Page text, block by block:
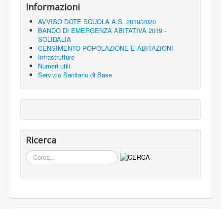
Informazioni
AVVISO DOTE SCUOLA A.S. 2019/2020
BANDO DI EMERGENZA ABITATIVA 2019 -
SOLIDALIA
CENSIMENTO POPOLAZIONE E ABITAZIONI
Infrastrutture
Numeri utili
Servizio Sanitario di Base
Ricerca
Cerca...